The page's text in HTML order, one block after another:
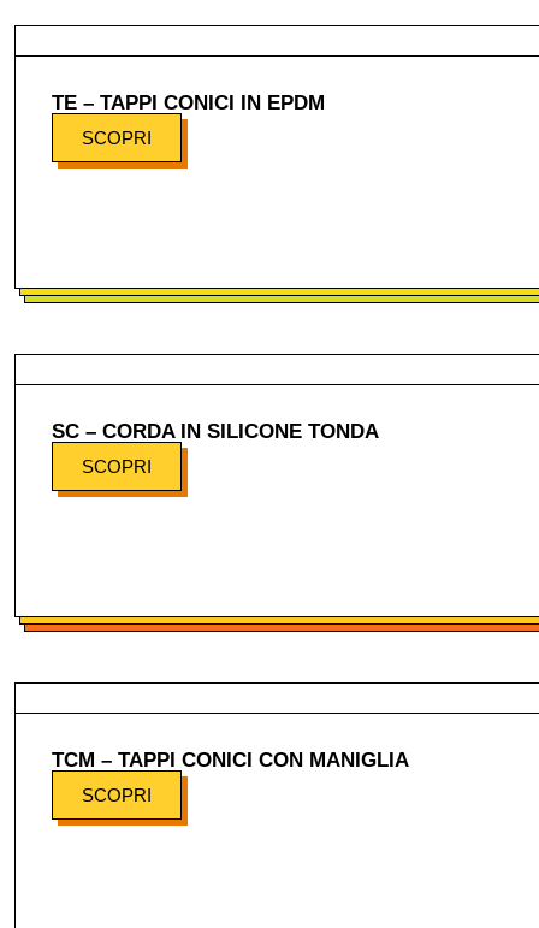
TE – TAPPI CONICI IN EPDM
SCOPRI
SC – CORDA IN SILICONE TONDA
SCOPRI
TCM – TAPPI CONICI CON MANIGLIA
SCOPRI